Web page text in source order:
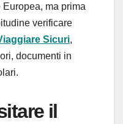
ma prima
verificare
Sicuri,
documenti in
il